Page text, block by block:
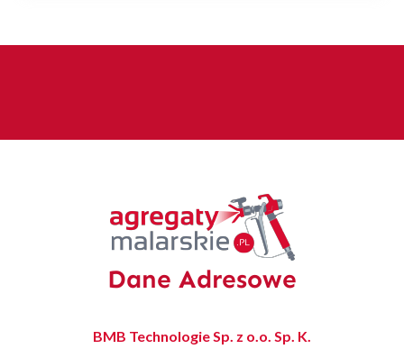
Dane Adresowe
BMB Technologie Sp. z o.o. Sp. K.